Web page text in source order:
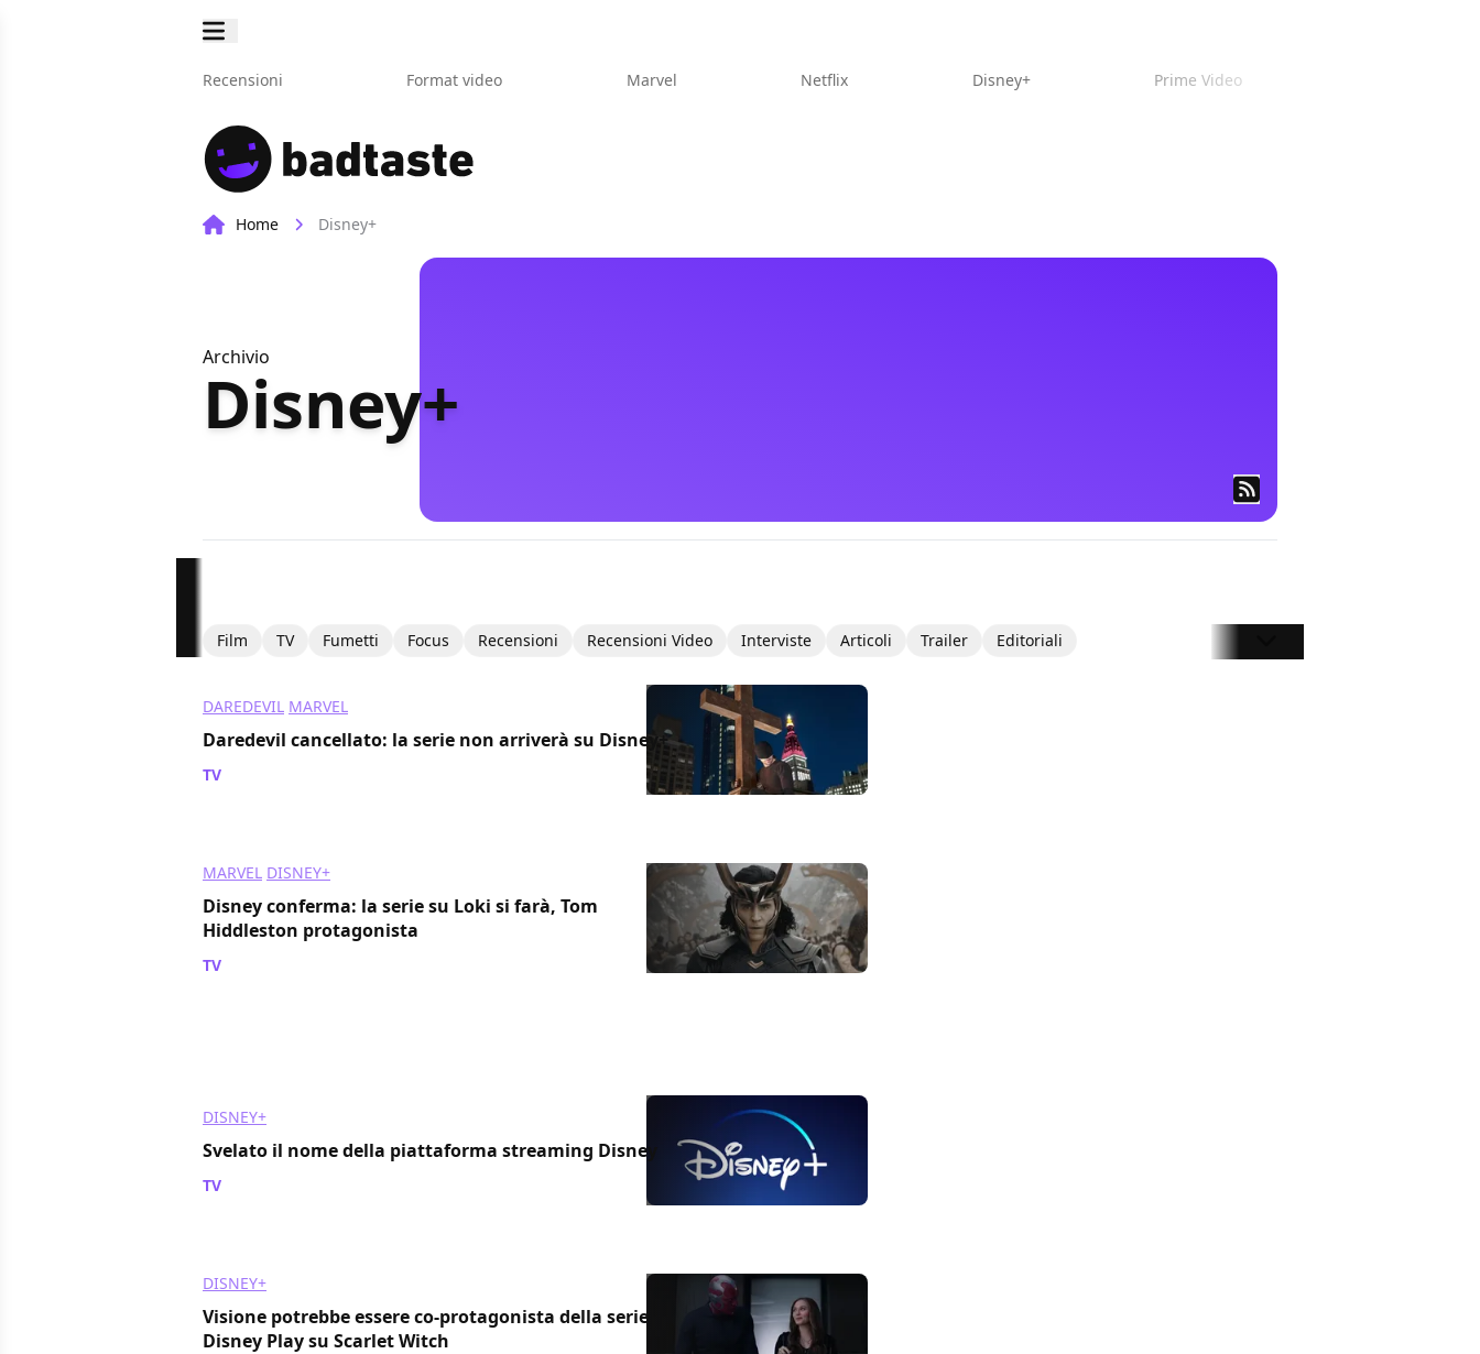
Recensioni Format video Marvel Netflix Disney+ Prime Video
Home Disney+
Archivio
Disney+
Film TV Fumetti Focus Recensioni Recensioni Video Interviste Articoli Trailer Editoriali
DAREDEVIL MARVEL
Daredevil cancellato: la serie non arriverà su Disney+
TV
MARVEL DISNEY+
Disney conferma: la serie su Loki si farà, Tom
Hiddleston protagonista
TV
DISNEY+
Svelato il nome della piattaforma streaming Disney
TV
DISNEY+
Visione potrebbe essere co-protagonista della serie
Disney Play su Scarlet Witch